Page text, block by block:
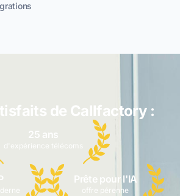
de Callfactory :
25 ans
d'expérience télécoms
Prête pour l'IA
offre pérenne